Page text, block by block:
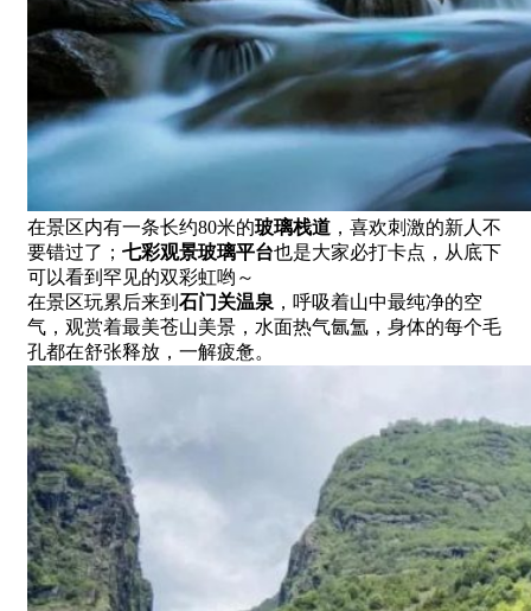
在景区内有一条长约80米的玻璃栈道 ，喜欢刺激的新人不
要错过了； 七彩观景玻璃平台也是大家必打卡点，从底下
可以看到罕见的双彩虹哟～
在景区玩累后来到 石门关温泉 ，呼吸着山中最纯净的空
气，观赏着最美苍山美景，水面热气氤氲，身体的每个毛
孔都在舒张释放，一解疲惫。